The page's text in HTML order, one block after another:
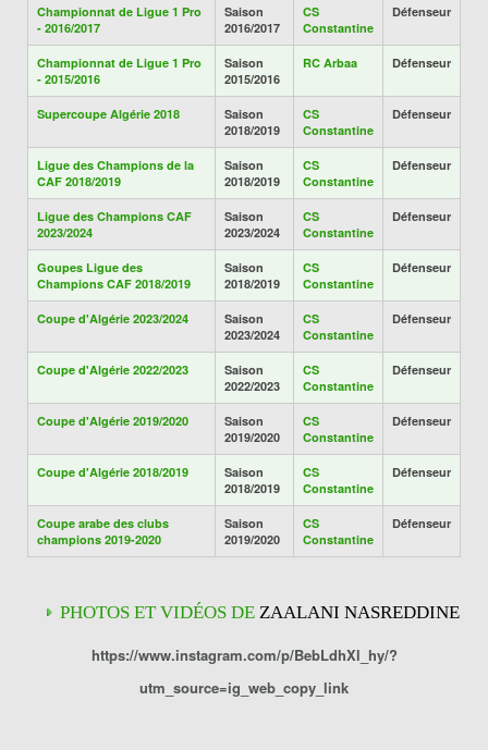
Championnat de Ligue 1 Pro
- 2016/2017
Saison
2016/2017
CS
Constantine
Défenseur
Championnat de Ligue 1 Pro
- 2015/2016
Saison
2015/2016
RC Arbaa Défenseur
Supercoupe Algérie 2018
Saison
2018/2019
CS
Constantine
Défenseur
Ligue des Champions de la
CAF 2018/2019
Saison
2018/2019
CS
Constantine
Défenseur
Ligue des Champions CAF
2023/2024
Saison
2023/2024
CS
Constantine
Défenseur
Goupes Ligue des
Champions CAF 2018/2019
Saison
2018/2019
CS
Constantine
Défenseur
Coupe d'Algérie 2023/2024
Saison
2023/2024
CS
Constantine
Défenseur
Coupe d'Algérie 2022/2023
Saison
2022/2023
CS
Constantine
Défenseur
Coupe d'Algérie 2019/2020
Saison
2019/2020
CS
Constantine
Défenseur
Coupe d'Algérie 2018/2019
Saison
2018/2019
CS
Constantine
Défenseur
Coupe arabe des clubs
champions 2019-2020
Saison
2019/2020
CS
Constantine
Défenseur
PHOTOS ET VIDÉOS DE ZAALANI NASREDDINE
https://www.instagram.com/p/BebLdhXl_hy/?
utm_source=ig_web_copy_link